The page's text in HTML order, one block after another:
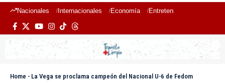
Nacionales Internacionales Economía Entretenimiento
Home - La Vega se proclama campeón del Nacional U-6 de Fedom